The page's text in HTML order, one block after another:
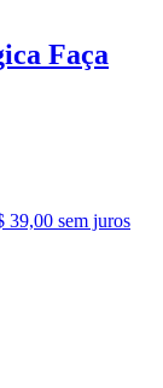
Faça
39,00 sem juros